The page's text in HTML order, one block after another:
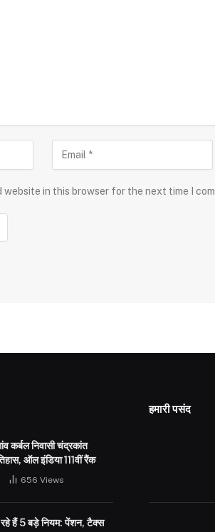
website in this browser for the next time I
कर्बल निवासी चंद्रकांत
ऑल इंडिया 111वीं रैंक
656 Views
रहे हैं 5 बड़े नियम: पेंशन, टैक्स
हमारी पसंद